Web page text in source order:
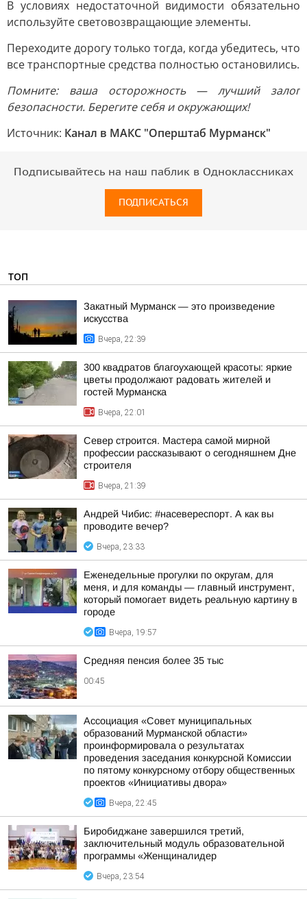
В условиях недостаточной видимости обязательно
используйте световозвращающие элементы.
Переходите дорогу только тогда, когда убедитесь, что
все транспортные средства полностью остановились.
Помните: ваша осторожность — лучший залог
безопасности. Берегите себя и окружающих!
Источник: Канал в МАКС "Оперштаб Мурманск"
Подписывайтесь на наш паблик в Одноклассниках
ПОДПИСАТЬСЯ
ТОП
Закатный Мурманск — это произведение
искусства
Вчера, 22:39
300 квадратов благоухающей красоты: яркие
цветы продолжают радовать жителей и
гостей Мурманска
Вчера, 22:01
Север строится. Мастера самой мирной
профессии рассказывают о сегодняшнем Дне
строителя
Вчера, 21:39
Андрей Чибис: #насевереспорт. А как вы
проводите вечер?
Вчера, 23:33
Еженедельные прогулки по округам, для
меня, и для команды — главный инструмент,
который помогает видеть реальную картину в
городе
Вчера, 19:57
Средняя пенсия более 35 тыс
00:45
Ассоциация «Совет муниципальных
образований Мурманской области»
проинформировала о результатах
проведения заседания конкурсной Комиссии
по пятому конкурсному отбору общественных
проектов «Инициативы двора»
Вчера, 22:45
Биробиджане завершился третий,
заключительный модуль образовательной
программы «Женщиналидер
Вчера, 23:54